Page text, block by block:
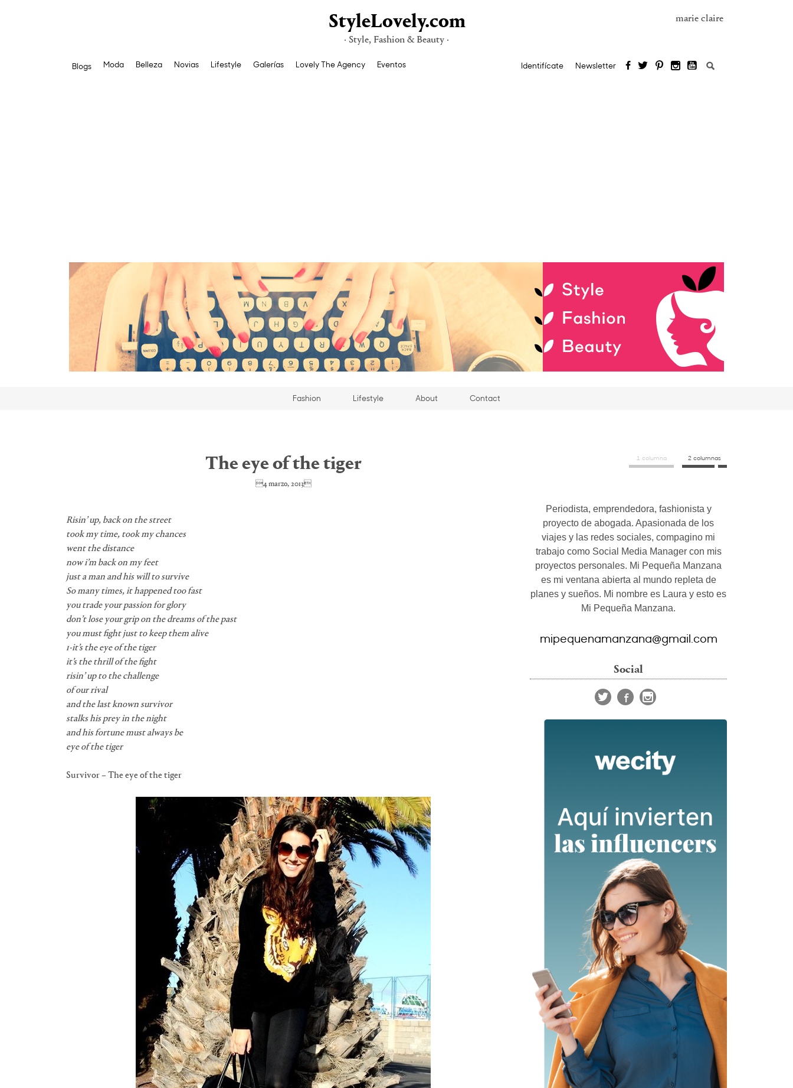
StyleLovely.com
· Style, Fashion & Beauty ·
marie claire
Blogs Moda Belleza Novias Lifestyle Galerías Lovely The Agency Eventos Identifícate Newsletter Buscar:
Fashion Lifestyle About Contact
The eye of the tiger
4 marzo, 2013
Risin’ up, back on the street
took my time, took my chances
went the distance
now i’m back on my feet
just a man and his will to survive
So many times, it happened too fast
you trade your passion for glory
don’t lose your grip on the dreams of the past
you must fight just to keep them alive
1-it’s the eye of the tiger
it’s the thrill of the fight
risin’ up to the challenge
of our rival
and the last known survivor
stalks his prey in the night
and his fortune must always be
eye of the tiger
Survivor – The eye of the tiger
1 columna 2 columnas
Periodista, emprendedora, fashionista y
proyecto de abogada. Apasionada de los
viajes y las redes sociales, compagino mi
trabajo como Social Media Manager con mis
proyectos personales. Mi Pequeña Manzana
es mi ventana abierta al mundo repleta de
planes y sueños. Mi nombre es Laura y esto es
Mi Pequeña Manzana.
mipequenamanzana@gmail.com
Social